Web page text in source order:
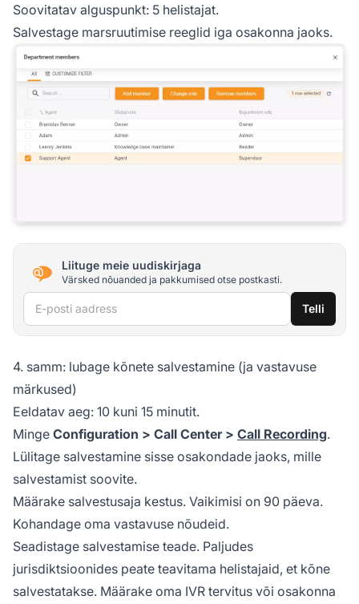
Soovitatav alguspunkt: 5 helistajat.
Salvestage marsruutimise reeglid iga osakonna jaoks.
Liituge meie uudiskirjaga
Värsked nõuanded ja pakkumised otse postkasti.
E-posti aadress Telli
4. samm: lubage kõnete salvestamine (ja vastavuse
märkused)
Eeldatav aeg: 10 kuni 15 minutit.
Minge Configuration > Call Center > Call Recording.
Lülitage salvestamine sisse osakondade jaoks, mille
salvestamist soovite.
Määrake salvestusaja kestus. Vaikimisi on 90 päeva.
Kohandage oma vastavuse nõudeid.
Seadistage salvestamise teade. Paljudes
jurisdiktsioonides peate teavitama helistajaid, et kõne
salvestatakse. Määrake oma IVR tervitus või osakonna